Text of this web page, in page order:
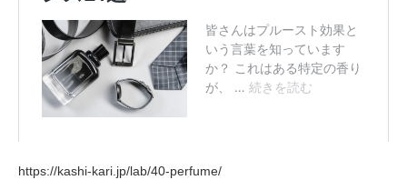
https://kashi-kari.jp/lab/40-perfume/